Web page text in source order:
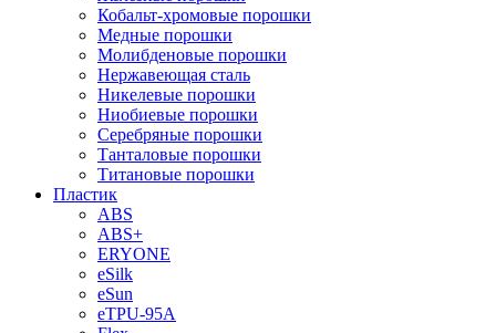
Кобальт-хромовые порошки
Медные порошки
Молибденовые порошки
Нержавеющая сталь
Никелевые порошки
Ниобиевые порошки
Серебряные порошки
Танталовые порошки
Титановые порошки
Пластик
ABS
ABS+
ERYONE
eSilk
eSun
eTPU-95A